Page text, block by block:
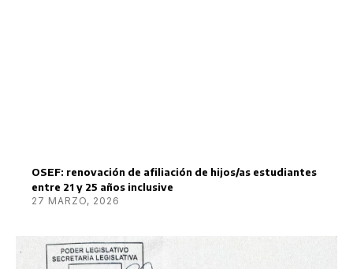
OSEF: renovación de afiliación de hijos/as estudiantes
entre 21 y 25 años inclusive
27 MARZO, 2026